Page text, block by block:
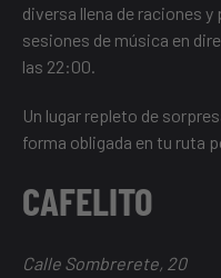
diversa llena de raciones
sesiones de música en
las 22:00.
Un lugar repleto de
forma obligada en tu ruta
CAFELITO
Calle Sombrerete, 20